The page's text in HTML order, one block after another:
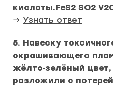
кислоты.FeS2 SO2
→ Узнать ответ
5. Навеску
окрашивающего
жёлто‑зелёный
разложили с